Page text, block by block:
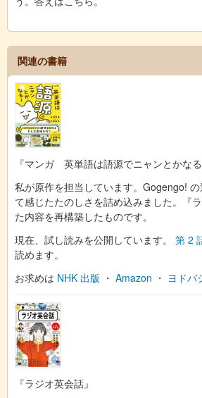
関連の書籍
『マンガ 英単語は語源でニャンとかなる
私が原作を担当しています。Gogengo!
て感じたたのしさを詰め込みました。『
た内容を再構築したものです。
現在、試し読みを公開しています。 第 2
読めます。
お求めは NHK 出版 ・ Amazon ・ ヨドバ
『ラジオ英会話』